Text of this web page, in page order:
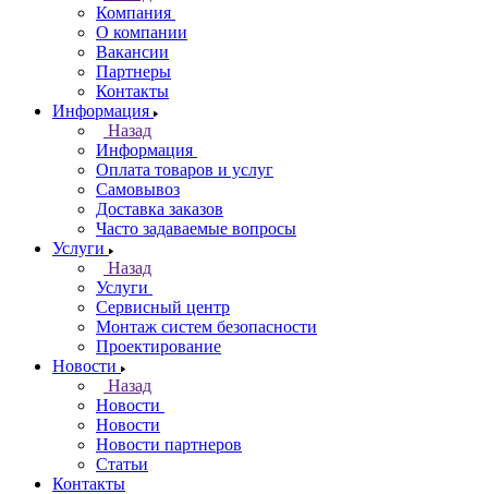
Компания
О компании
Вакансии
Партнеры
Контакты
Информация
Назад
Информация
Оплата товаров и услуг
Самовывоз
Доставка заказов
Часто задаваемые вопросы
Услуги
Назад
Услуги
Сервисный центр
Монтаж систем безопасности
Проектирование
Новости
Назад
Новости
Новости
Новости партнеров
Статьи
Контакты